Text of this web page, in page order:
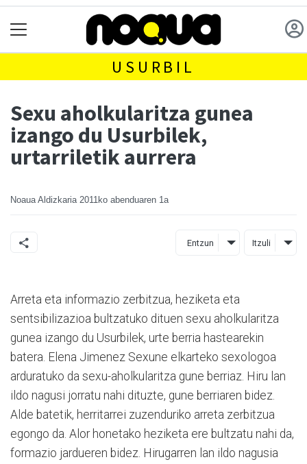
USURBIL
Sexu aholkularitza gunea
izango du Usurbilek,
urtarriletik aurrera
Noaua Aldizkaria 2011ko abenduaren 1a
Entzun Itzuli
Arreta eta informazio zerbitzua, heziketa eta
sentsibilizazioa bultzatuko dituen sexu aholkularitza
gunea izango du Usurbilek, urte berria hastearekin
batera. Elena Jimenez Sexune elkarteko sexologoa
arduratuko da sexu-aholkularitza gune berriaz. Hiru lan
ildo nagusi jorratu nahi dituzte, gune berriaren bidez.
Alde batetik, herritarrei zuzenduriko arreta zerbitzua
egongo da. Alor honetako heziketa ere bultzatu nahi da,
formazio jardueren bidez. Hirugarren lan ildo nagusia